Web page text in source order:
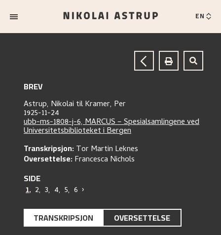
EN
BREV
Astrup, Nikolai tilKramer, Per
1925-11-24
ubb-ms-1808-j-6, MARCUS – Spesialsamlingene ved
Universitetsbiblioteket i Bergen
Transkripsjon:Tor Martin Leknes
Oversettelse:Francesca Nichols
SIDE
1, 2, 3, 4, 5, 6 ›
TRANSKRIPSJON OVERSETTELSE